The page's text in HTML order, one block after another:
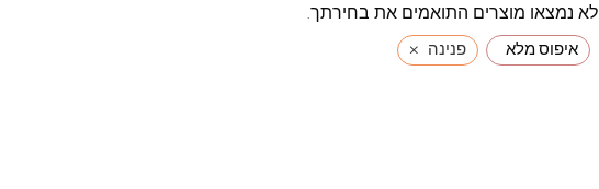
לא נמצאו מוצרים התואמים את בחירתך.
איפוס מלא פנינה ×